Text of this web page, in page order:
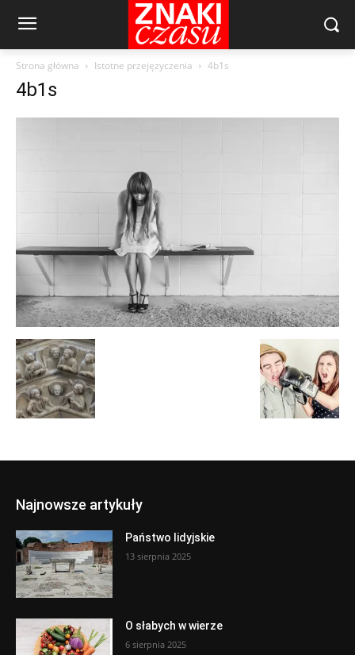
Strona główna Istotne przejęzyczenia 4b1s
4b1s
Najnowsze artykuły
Państwo lidyjskie
13 sierpnia 2025
O słabych w wierze
6 sierpnia 2025